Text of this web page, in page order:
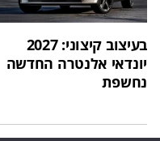
בעיצוב קיצוני: 2027
יונדאי אלנטרה החדשה
נחשפת